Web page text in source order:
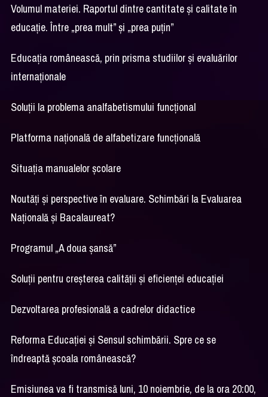
Volumul materiei. Raportul dintre cantitate și calitate în
educație. Între „prea mult” și „prea puțin”
Educația românească, prin prisma studiilor și evaluărilor
internaționale
Soluții la problema analfabetismului funcțional
Platforma națională de alfabetizare funcțională
Situația manualelor școlare
Noutăți și perspective în evaluare. Schimbări la Evaluarea
Națională și Bacalaureat?
Programul „A doua șansă”
Soluții pentru creșterea calității și eficienței educației
Dezvoltarea profesională a cadrelor didactice
Reforma Educației și Sensul schimbării. Spre ce se
îndreaptă școala românească?
Emisiunea va fi transmisă luni, 10 noiembrie, de la ora 20:00,